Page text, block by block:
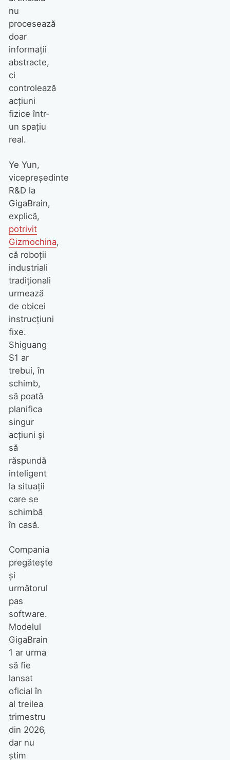
nu
procesează
doar
informații
abstracte,
ci
controlează
acțiuni
fizice într-
un spațiu
real.
Ye Yun,
vicepreședinte
R&D la
GigaBrain,
explică,
potrivit
Gizmochina,
că roboții
industriali
tradiționali
urmează
de obicei
instrucțiuni
fixe.
Shiguang
S1 ar
trebui, în
schimb,
să poată
planifica
singur
acțiuni și
să
răspundă
inteligent
la situații
care se
schimbă
în casă.
Compania
pregătește
și
următorul
pas
software.
Modelul
GigaBrain
1 ar urma
să fie
lansat
oficial în
al treilea
trimestru
din 2026,
dar nu
știm